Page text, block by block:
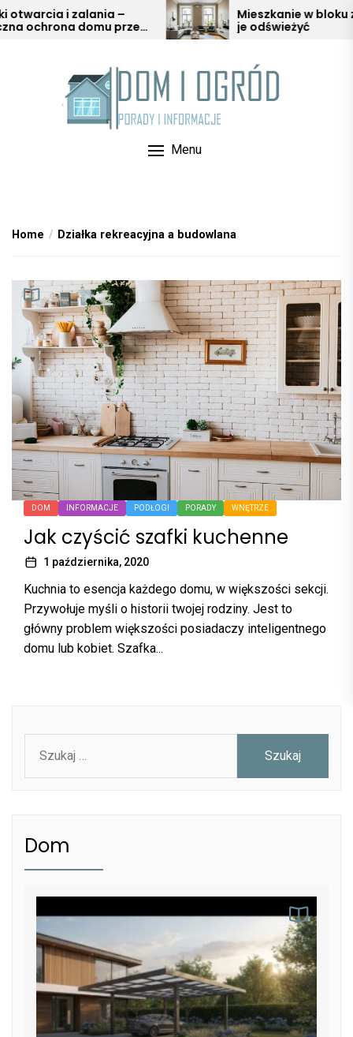
Skip
to
i zalania –
domu przed
Mieszkanie w bloku z duszą
je odświeżyć
Menu
Home Działka rekreacyjna a budowlana
DOM INFORMACJE PODŁOGI PORADY WNĘTRZE
Jak czyścić szafki kuchenne
1 października, 2020
Kuchnia to esencja każdego domu, w większości sekcji.
Przywołuje myśli o historii twojej rodziny. Jest to
główny problem większości posiadaczy inteligentnego
domu lub kobiet. Szafka...
Dom